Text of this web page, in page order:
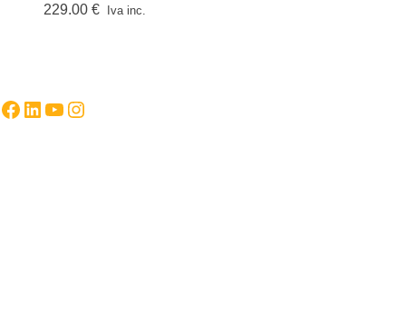
229.00 € Iva inc.
Facebook
LinkedIn
YouTube
Instagram